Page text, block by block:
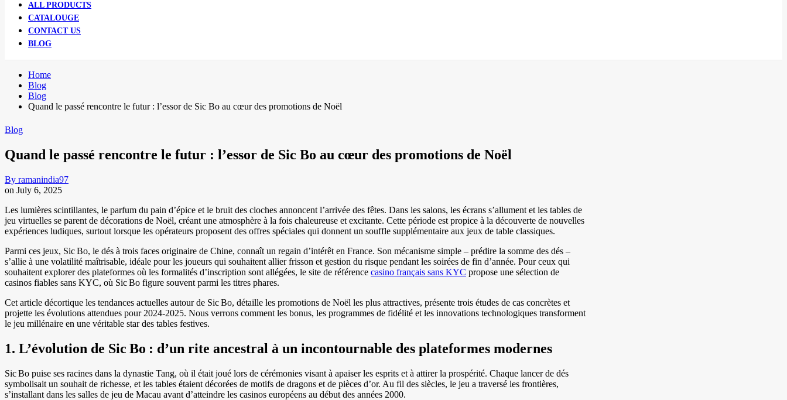
ALL PRODUCTS
CATALOUGE
CONTACT US
BLOG
Home
Blog
Blog
Quand le passé rencontre le futur : l’essor de Sic Bo au cœur des promotions de Noël
Blog
Quand le passé rencontre le futur : l’essor de Sic Bo au cœur des promotions de Noël
By ramanindia97
on July 6, 2025
Les lumières scintillantes, le parfum du pain d’épice et le bruit des cloches annoncent l’arrivée des fêtes. Dans les salons, les écrans s’allument et les tables de
jeu virtuelles se parent de décorations de Noël, créant une atmosphère à la fois chaleureuse et excitante. Cette période est propice à la découverte de nouvelles
expériences ludiques, surtout lorsque les opérateurs proposent des offres spéciales qui donnent un souffle supplémentaire aux jeux de table classiques.
Parmi ces jeux, Sic Bo, le dés à trois faces originaire de Chine, connaît un regain d’intérêt en France. Son mécanisme simple – prédire la somme des dés –
s’allie à une volatilité maîtrisable, idéale pour les joueurs qui souhaitent allier frisson et gestion du risque pendant les soirées de fin d’année. Pour ceux qui
souhaitent explorer des plateformes où les formalités d’inscription sont allégées, le site de référence casino français sans KYC propose une sélection de
casinos fiables sans KYC, où Sic Bo figure souvent parmi les titres phares.
Cet article décortique les tendances actuelles autour de Sic Bo, détaille les promotions de Noël les plus attractives, présente trois études de cas concrètes et
projette les évolutions attendues pour 2024‑2025. Nous verrons comment les bonus, les programmes de fidélité et les innovations technologiques transforment
le jeu millénaire en une véritable star des tables festives.
1. L’évolution de Sic Bo : d’un rite ancestral à un incontournable des plateformes modernes
Sic Bo puise ses racines dans la dynastie Tang, où il était joué lors de cérémonies visant à apaiser les esprits et à attirer la prospérité. Chaque lancer de dés
symbolisait un souhait de richesse, et les tables étaient décorées de motifs de dragons et de pièces d’or. Au fil des siècles, le jeu a traversé les frontières,
s’installant dans les salles de jeu de Macau avant d’atteindre les casinos européens au début des années 2000.